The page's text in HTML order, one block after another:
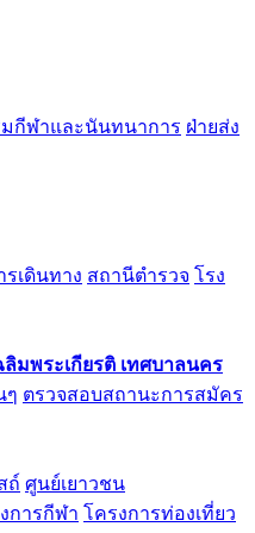
มกีฬาและนันทนาการ ฝ่ายส่ง
รเดินทาง สถานีตำรวจ โรง
มพระเกียรติ เทศบาลนคร
ๆ ตรวจสอบสถานะการสมัคร
ถ์ ศูนย์เยาวชน
การกีฬา โครงการท่องเที่ยว